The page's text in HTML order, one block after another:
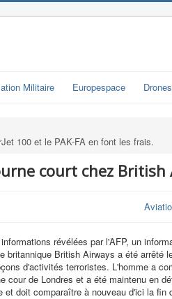
Militaire Europespace Drones
100 et le PAK-FA en font les frais.
court chez British
révélées par l'AFP, un
britannique British Airways a été arrêté
d'activités terroristes. L'homme a
cour de Londres et a été maintenu en
et doit comparaître à nouveau d'ici la fin